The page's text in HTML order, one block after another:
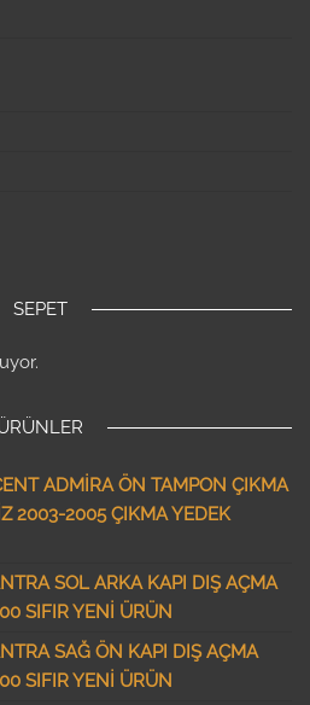
SEPET
ADMİRA ÖN TAMPON ÇIKMA
2003-2005 ÇIKMA YEDEK
SOL ARKA KAPI DIŞ AÇMA
SIFIR YENİ ÜRÜN
SAĞ ÖN KAPI DIŞ AÇMA
SIFIR YENİ ÜRÜN